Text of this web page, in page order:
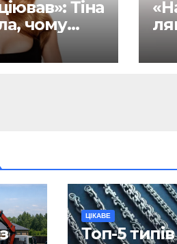
Тіна
чому
був
ЦІКАВЕ
Топ-5 типів